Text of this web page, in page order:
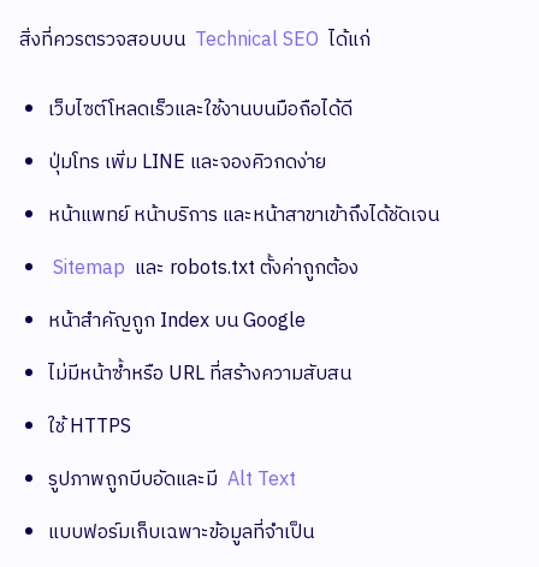
สิ่งที่ควรตรวจสอบบน Technical SEO ได้แก่
เว็บไซต์โหลดเร็วและใช้งานบนมือถือได้ดี
ปุ่มโทร เพิ่ม LINE และจองคิวกดง่าย
หน้าแพทย์ หน้าบริการ และหน้าสาขาเข้าถึงได้ชัดเจน
Sitemap และ robots.txt ตั้งค่าถูกต้อง
หน้าสำคัญถูก Index บน Google
ไม่มีหน้าซ้ำหรือ URL ที่สร้างความสับสน
ใช้ HTTPS
รูปภาพถูกบีบอัดและมี Alt Text
แบบฟอร์มเก็บเฉพาะข้อมูลที่จำเป็น